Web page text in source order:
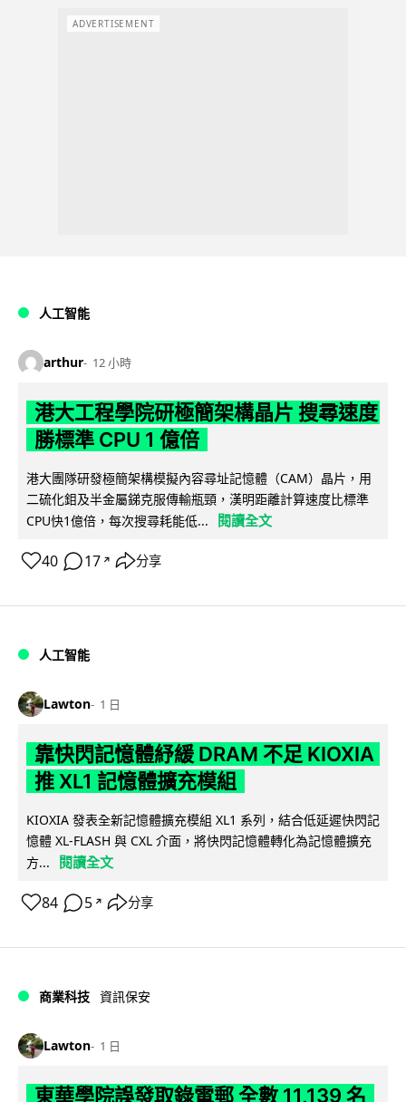
ADVERTISEMENT
人工智能
arthur 12 小時
港大工程學院研極簡架構晶片 搜尋速度
勝標準 CPU 1 億倍
港大團隊研發極簡架構模擬內容尋址記憶體（CAM）晶片，用
二硫化鉬及半金屬銻克服傳輸瓶頸，漢明距離計算速度比標準
CPU快1億倍，每次搜尋耗能低...
閱讀全文
40 17 ↗ 分享
人工智能
Lawton 1 日
靠快閃記憶體紓緩 DRAM 不足 KIOXIA
推 XL1 記憶體擴充模組
KIOXIA 發表全新記憶體擴充模組 XL1 系列，結合低延遲快閃記
憶體 XL-FLASH 與 CXL 介面，將快閃記憶體轉化為記憶體擴充
方...
閱讀全文
84 5 ↗ 分享
商業科技 資訊保安
Lawton 1 日
東華學院誤發取錄電郵 全數 11,139 名